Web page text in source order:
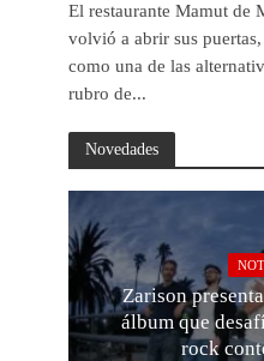
El restaurante Mamut de
volvió a abrir sus
como una de las
rubro de...
Novedades
Zarison
álbum que
rock